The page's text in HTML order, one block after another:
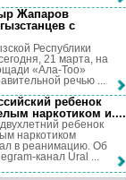
Жапаров
с
Республики
21 марта, на
«Ала-Тоо»
речью ...
ребенок
наркотиком и....
ребенок
наркотиком
в реанимацию. Об
канал Ural ...